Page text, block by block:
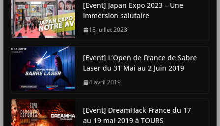
[Event] Japan Expo 2023 – Une
Immersion salutaire
18 juillet 2023
[Event] L’Open de France de Sabre
Laser du 31 Mai au 2 Juin 2019
4 avril 2019
[Event] DreamHack France du 17
au 19 mai 2019 à TOURS